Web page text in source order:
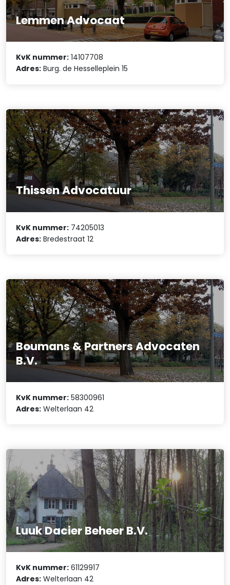
Lemmen Advocaat
KvK nummer: 14107708
Adres: Burg. de Hesselleplein 15
Thissen Advocatuur
KvK nummer: 74205013
Adres: Bredestraat 12
Boumans & Partners Advocaten
B.V.
KvK nummer: 58300961
Adres: Welterlaan 42
Luuk Dacier Beheer B.V.
KvK nummer: 61129917
Adres: Welterlaan 42